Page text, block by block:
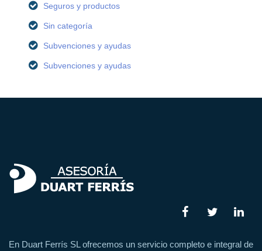
Seguros y productos
Sin categoría
Subvenciones y ayudas
Subvenciones y ayudas
En Duart Ferrís SL ofrecemos un servicio completo e integral de